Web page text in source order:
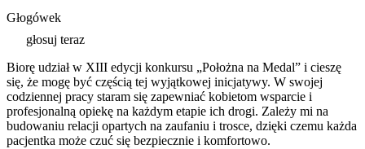
Głogówek
głosuj teraz
Biorę udział w XIII edycji konkursu „Położna na Medal” i cieszę
się, że mogę być częścią tej wyjątkowej inicjatywy. W swojej
codziennej pracy staram się zapewniać kobietom wsparcie i
profesjonalną opiekę na każdym etapie ich drogi. Zależy mi na
budowaniu relacji opartych na zaufaniu i trosce, dzięki czemu każda
pacjentka może czuć się bezpiecznie i komfortowo.